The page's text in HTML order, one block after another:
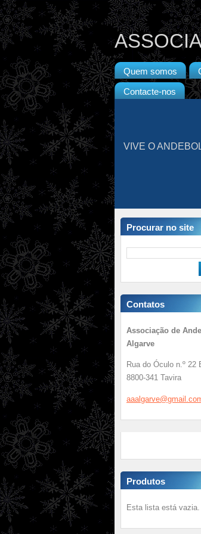
Quem somos
Contacte-nos
VIVE O
Procurar no site
Contatos
Associação de
Algarve
Rua do Óculo n.º 22
8800-341 Tavira
aaalgarve@gmail.
Produtos
Esta lista está vazia.